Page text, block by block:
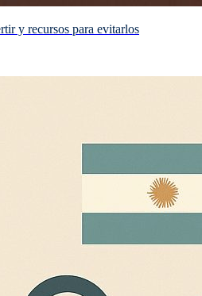
y recursos para evitarlos